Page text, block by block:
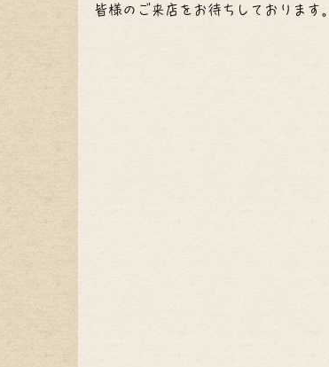
皆様のご来店をお待ちしております。